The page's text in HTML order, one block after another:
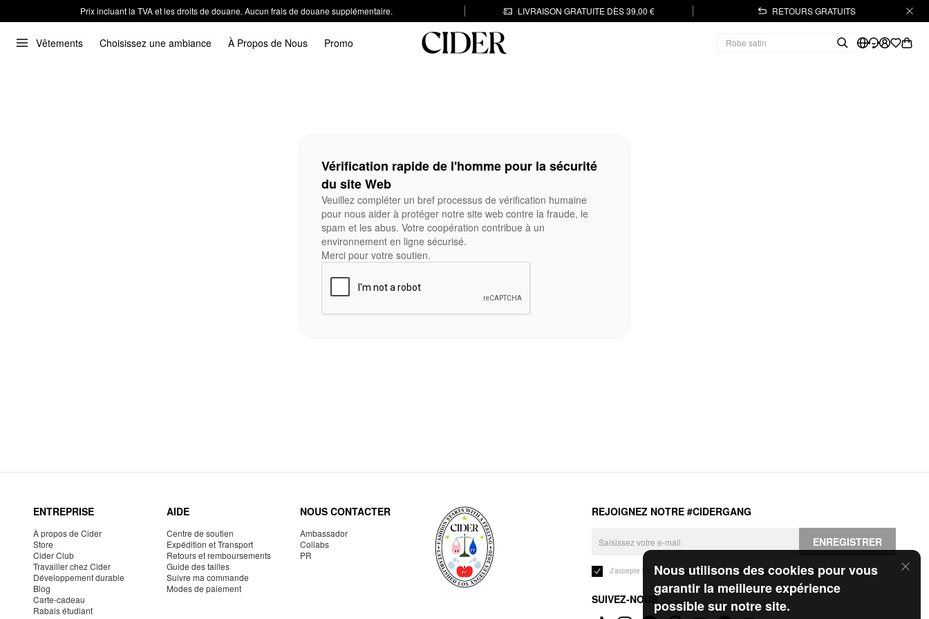
Prix incluant la TVA et les droits de douane. Aucun frais de douane supplémentaire. LIVRAISON GRATUITE DÈS 39,00 € RETOURS GRATUITS
Vêtements Choisissez une ambiance À Propos de Nous Promo
Nous utilisons des cookies pour vous
garantir la meilleure expérience
possible sur notre site.
Vérification rapide de l'homme pour la sécurité
du site Web
Veuillez compléter un bref processus de vérification humaine
pour nous aider à protéger notre site web contre la fraude, le
spam et les abus. Votre coopération contribue à un
environnement en ligne sécurisé.
Merci pour votre soutien.
ENTREPRISE
À propos de Cider
Store
Cider Club
Travailler chez Cider
Développement durable
Blog
Carte-cadeau
Rabais étudiant
AIDE
Centre de soutien
Expédition et Transport
Retours et remboursements
Guide des tailles
Suivre ma commande
Modes de paiement
NOUS CONTACTER
Ambassador
Collabs
PR
REJOIGNEZ NOTRE #CIDERGANG
ENREGISTRER
J'accepte les Conditions généraleset laPolitique de confidentialité.
SUIVEZ-NOUS